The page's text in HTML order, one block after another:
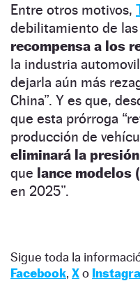
Entre otros motivos,
debilitamiento de las
recompensa a los
la industria
dejarla aún más
China”. Y es que,
que esta prórroga
producción de
eliminará la presión
que lance modelos
en 2025”.
Sigue toda la
Facebook, Xo